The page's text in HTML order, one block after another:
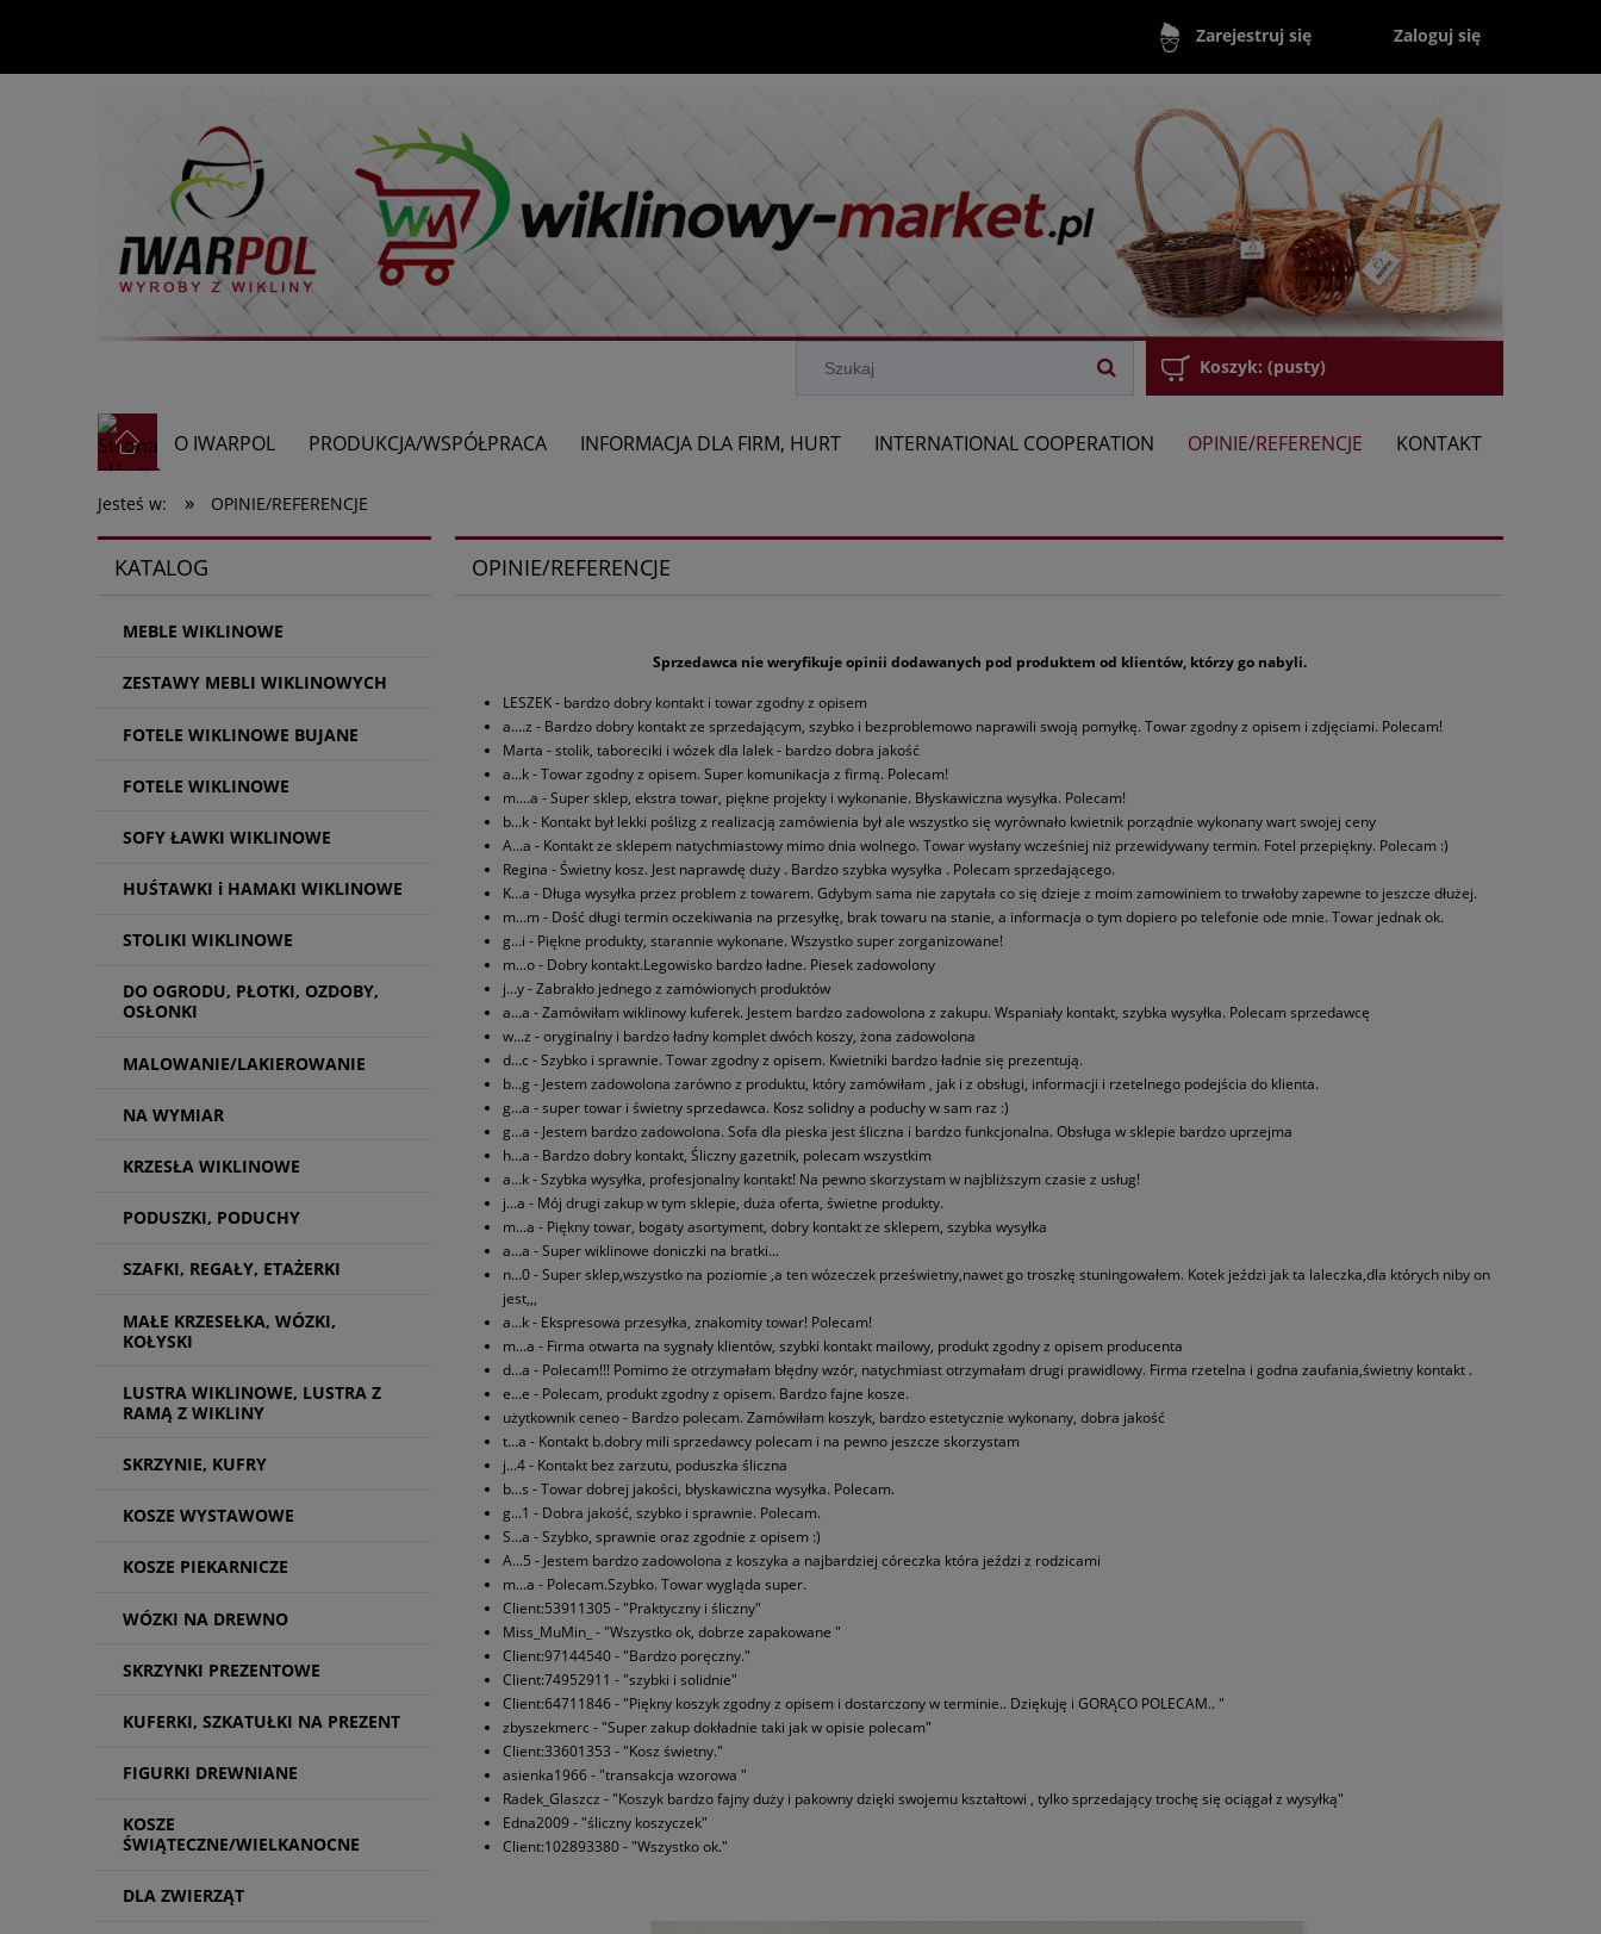
Zarejestruj się Zaloguj się
Koszyk: (pusty)
O IWARPOL PRODUKCJA/WSPÓŁPRACA INFORMACJA DLA FIRM, HURT INTERNATIONAL COOPERATION OPINIE/REFERENCJE KONTAKT
Jesteś w: » OPINIE/REFERENCJE
KATALOG
MEBLE WIKLINOWE
ZESTAWY MEBLI WIKLINOWYCH
FOTELE WIKLINOWE BUJANE
FOTELE WIKLINOWE
SOFY ŁAWKI WIKLINOWE
HUŚTAWKI i HAMAKI WIKLINOWE
STOLIKI WIKLINOWE
DO OGRODU, PŁOTKI, OZDOBY,
OSŁONKI
MALOWANIE/LAKIEROWANIE
NA WYMIAR
KRZESŁA WIKLINOWE
PODUSZKI, PODUCHY
SZAFKI, REGAŁY, ETAŻERKI
MAŁE KRZESEŁKA, WÓZKI,
KOŁYSKI
LUSTRA WIKLINOWE, LUSTRA Z
RAMĄ Z WIKLINY
SKRZYNIE, KUFRY
KOSZE WYSTAWOWE
KOSZE PIEKARNICZE
WÓZKI NA DREWNO
SKRZYNKI PREZENTOWE
KUFERKI, SZKATUŁKI NA PREZENT
FIGURKI DREWNIANE
KOSZE
ŚWIĄTECZNE/WIELKANOCNE
DLA ZWIERZĄT
OPINIE/REFERENCJE
Sprzedawca nie weryfikuje opinii dodawanych pod produktem od klientów, którzy go nabyli.
LESZEK - bardzo dobry kontakt i towar zgodny z opisem
a....z - Bardzo dobry kontakt ze sprzedającym, szybko i bezproblemowo naprawili swoją pomyłkę. Towar zgodny z opisem i zdjęciami. Polecam!
Marta - stolik, taboreciki i wózek dla lalek - bardzo dobra jakość
a...k - Towar zgodny z opisem. Super komunikacja z firmą. Polecam!
m....a - Super sklep, ekstra towar, piękne projekty i wykonanie. Błyskawiczna wysyłka. Polecam!
b...k - Kontakt był lekki poślizg z realizacją zamówienia był ale wszystko się wyrównało kwietnik porządnie wykonany wart swojej ceny
A...a - Kontakt ze sklepem natychmiastowy mimo dnia wolnego. Towar wysłany wcześniej niż przewidywany termin. Fotel przepiękny. Polecam :)
Regina - Świetny kosz. Jest naprawdę duży . Bardzo szybka wysyłka . Polecam sprzedającego.
K...a - Długa wysyłka przez problem z towarem. Gdybym sama nie zapytała co się dzieje z moim zamowiniem to trwałoby zapewne to jeszcze dłużej.
m...m - Dość długi termin oczekiwania na przesyłkę, brak towaru na stanie, a informacja o tym dopiero po telefonie ode mnie. Towar jednak ok.
g...i - Piękne produkty, starannie wykonane. Wszystko super zorganizowane!
m...o - Dobry kontakt.Legowisko bardzo ładne. Piesek zadowolony
j...y - Zabrakło jednego z zamówionych produktów
a...a - Zamówiłam wiklinowy kuferek. Jestem bardzo zadowolona z zakupu. Wspaniały kontakt, szybka wysyłka. Polecam sprzedawcę
w...z - oryginalny i bardzo ładny komplet dwóch koszy, żona zadowolona
d...c - Szybko i sprawnie. Towar zgodny z opisem. Kwietniki bardzo ładnie się prezentują.
b...g - Jestem zadowolona zarówno z produktu, który zamówiłam , jak i z obsługi, informacji i rzetelnego podejścia do klienta.
g...a - super towar i świetny sprzedawca. Kosz solidny a poduchy w sam raz :)
g...a - Jestem bardzo zadowolona. Sofa dla pieska jest śliczna i bardzo funkcjonalna. Obsługa w sklepie bardzo uprzejma
h...a - Bardzo dobry kontakt, Śliczny gazetnik, polecam wszystkim
a...k - Szybka wysyłka, profesjonalny kontakt! Na pewno skorzystam w najbliższym czasie z usług!
j...a - Mój drugi zakup w tym sklepie, duża oferta, świetne produkty.
m...a - Piękny towar, bogaty asortyment, dobry kontakt ze sklepem, szybka wysyłka
a...a - Super wiklinowe doniczki na bratki...
n...0 - Super sklep,wszystko na poziomie ,a ten wózeczek prześwietny,nawet go troszkę stuningowałem. Kotek jeździ jak ta laleczka,dla których niby on
jest,,,
a...k - Ekspresowa przesyłka, znakomity towar! Polecam!
m...a - Firma otwarta na sygnały klientów, szybki kontakt mailowy, produkt zgodny z opisem producenta
d...a - Polecam!!! Pomimo że otrzymałam błędny wzór, natychmiast otrzymałam drugi prawidlowy. Firma rzetelna i godna zaufania,świetny kontakt .
e...e - Polecam, produkt zgodny z opisem. Bardzo fajne kosze.
użytkownik ceneo - Bardzo polecam. Zamówiłam koszyk, bardzo estetycznie wykonany, dobra jakość
t...a - Kontakt b.dobry mili sprzedawcy polecam i na pewno jeszcze skorzystam
j...4 - Kontakt bez zarzutu, poduszka śliczna
b...s - Towar dobrej jakości, błyskawiczna wysyłka. Polecam.
g...1 - Dobra jakość, szybko i sprawnie. Polecam.
S...a - Szybko, sprawnie oraz zgodnie z opisem :)
A...5 - Jestem bardzo zadowolona z koszyka a najbardziej córeczka która jeździ z rodzicami
m...a - Polecam.Szybko. Towar wygląda super.
Client:53911305 - "Praktyczny i śliczny"
Miss_MuMin_ - "Wszystko ok, dobrze zapakowane "
Client:97144540 - "Bardzo poręczny."
Client:74952911 - "szybki i solidnie"
Client:64711846 - "Piękny koszyk zgodny z opisem i dostarczony w terminie.. Dziękuję i GORĄCO POLECAM.. "
zbyszekmerc - "Super zakup dokładnie taki jak w opisie polecam"
Client:33601353 - "Kosz świetny."
asienka1966 - "transakcja wzorowa "
Radek_Glaszcz - "Koszyk bardzo fajny duży i pakowny dzięki swojemu kształtowi , tylko sprzedający trochę się ociągał z wysyłką"
Edna2009 - "śliczny koszyczek"
Client:102893380 -"Wszystko ok."